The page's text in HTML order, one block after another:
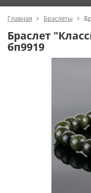
Главная Браслеты
Браслет
бп9919